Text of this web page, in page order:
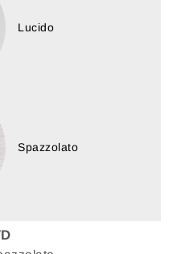
Lucido
Spazzolato